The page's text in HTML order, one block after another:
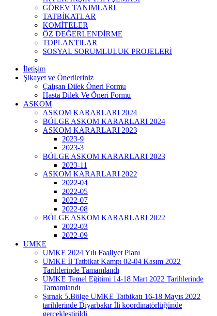
GÖREV TANIMLARI
TATBİKATLAR
KOMİTELER
ÖZ DEĞERLENDİRME
TOPLANTILAR
SOSYAL SORUMLULUK PROJELERİ
İletişim
Şikayet ve Önerileriniz
Çalışan Dilek Öneri Formu
Hasta Dilek Ve Öneri Formu
ASKOM
ASKOM KARARLARI 2024
BÖLGE ASKOM KARARLARI 2024
ASKOM KARARLARI 2023
2023-9
2023-3
BÖLGE ASKOM KARARLARI 2023
2023-11
ASKOM KARARLARI 2022
2022-04
2022-05
2022-07
2022-08
BÖLGE ASKOM KARARLARI 2022
2022-03
2022-09
UMKE
UMKE 2024 Yılı Faaliyet Planı
UMKE İl Tatbikat Kampı 02-04 Kasım 2022
Tarihlerinde Tamamlandı
UMKE Temel Eğitimi 14-18 Mart 2022 Tarihlerinde
Tamamlandı
Şırnak 5.Bölge UMKE Tatbikatı 16-18 Mayıs 2022
tarihlerinde Diyarbakır İli koordinatörlüğünde
gerçekleştirildi